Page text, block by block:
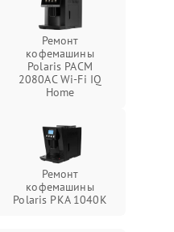
Ремонт
кофемашины
Polaris PACM
2080AC Wi-Fi IQ
Home
Ремонт
кофемашины
Polaris PKA 1040K